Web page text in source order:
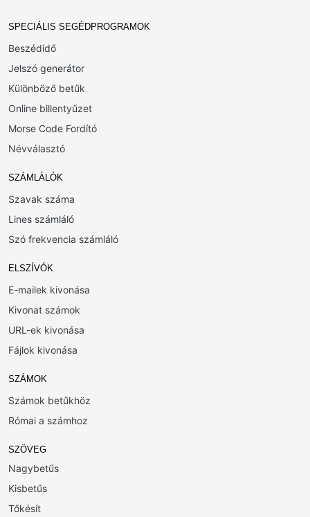
SPECIÁLIS SEGÉDPROGRAMOK
Beszédidő
Jelszó generátor
Különböző betűk
Online billentyűzet
Morse Code Fordító
Névválasztó
SZÁMLÁLÓK
Szavak száma
Lines számláló
Szó frekvencia számláló
ELSZÍVÓK
E-mailek kivonása
Kivonat számok
URL-ek kivonása
Fájlok kivonása
SZÁMOK
Számok betűkhöz
Római a számhoz
SZÖVEG
Nagybetűs
Kisbetűs
Tőkésít